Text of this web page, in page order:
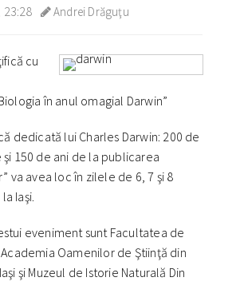
23:28 Andrei Drăguţu
cu
în anul omagial Darwin”
dedicată lui Charles Darwin: 200 de
150 de ani de la publicarea
va avea loc în zilele de 6, 7 şi 8
Iaşi.
eveniment sunt Facultatea de
Oamenilor de Ştiinţă din
şi Muzeul de Istorie Naturală Din